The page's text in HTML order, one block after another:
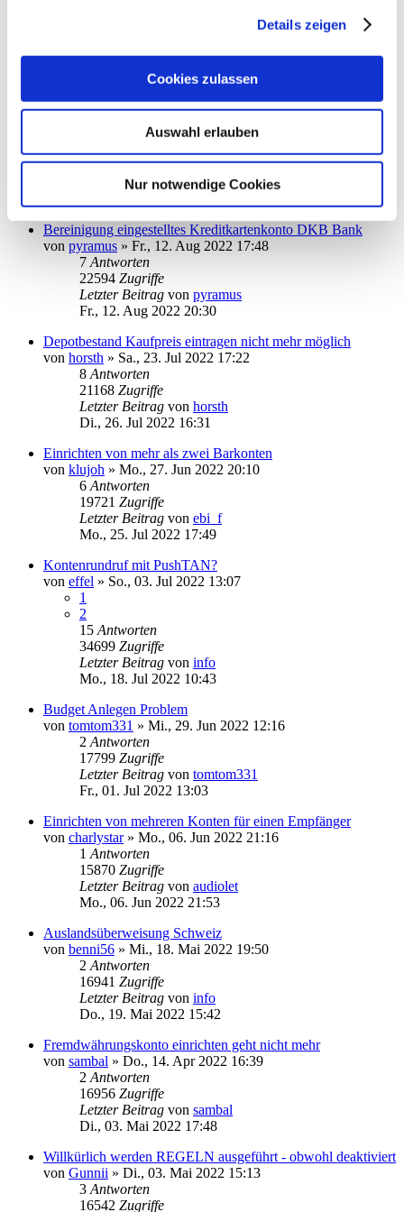
Details zeigen
Cookies zulassen
Auswahl erlauben
Nur notwendige Cookies
So., 28. Aug 2022 19:53
15709Zugriffe
Letzter Beitrag
von
audiolet
So., 28. Aug 2022 22:03
Fr., 05. Aug 2022 15:31
3Antworten
17094Zugriffe
Letzter Beitragvon10goto10
Bereinigung eingestelltes Kreditkartenkonto DKB Bank
von pyramus » Fr., 12. Aug 2022 17:48
7 Antworten
22594 Zugriffe
Letzter Beitrag von pyramus
Fr., 12. Aug 2022 20:30
Depotbestand Kaufpreis eintragen nicht mehr möglich
von horsth » Sa., 23. Jul 2022 17:22
8 Antworten
21168 Zugriffe
Letzter Beitrag von horsth
Di., 26. Jul 2022 16:31
Einrichten von mehr als zwei Barkonten
von klujoh » Mo., 27. Jun 2022 20:10
6 Antworten
19721 Zugriffe
Letzter Beitrag von ebi_f
Mo., 25. Jul 2022 17:49
Kontenrundruf mit PushTAN?
von effel » So., 03. Jul 2022 13:07
1
2
15 Antworten
34699 Zugriffe
Letzter Beitrag von info
Mo., 18. Jul 2022 10:43
Budget Anlegen Problem
von tomtom331 » Mi., 29. Jun 2022 12:16
2 Antworten
17799 Zugriffe
Letzter Beitrag von tomtom331
Fr., 01. Jul 2022 13:03
Einrichten von mehreren Konten für einen Empfänger
von charlystar» Mo., 06. Jun 2022 21:16
1 Antworten
15870 Zugriffe
Letzter Beitrag von audiolet
Mo., 06. Jun 2022 21:53
Auslandsüberweisung Schweiz
von benni56 » Mi., 18. Mai 2022 19:50
2 Antworten
16941 Zugriffe
Letzter Beitrag von info
Do., 19. Mai 2022 15:42
Fremdwährungskonto einrichten geht nicht mehr
von sambal » Do., 14. Apr 2022 16:39
2 Antworten
16956 Zugriffe
Letzter Beitrag von sambal
Di., 03. Mai 2022 17:48
Willkürlich werden REGELN ausgeführt - obwohl deaktiviert
von Gunnii » Di., 03. Mai 2022 15:13
3 Antworten
16542 Zugriffe